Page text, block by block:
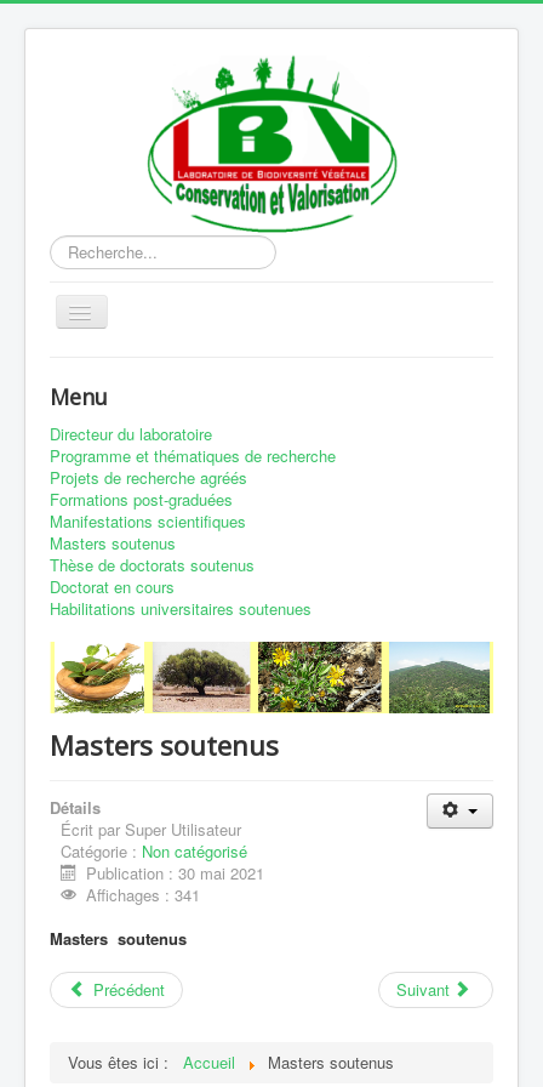
Rechercher
Basculer
la
Equipes de recherche
Equipement
Production scientifique
Publication
Coopérations
Contact
Menu
Directeur du laboratoire
Programme et thématiques de recherche
Projets de recherche agréés
Formations post-graduées
Manifestations scientifiques
Masters soutenus
Thèse de doctorats soutenus
Doctorat en cours
Habilitations universitaires soutenues
Masters soutenus
Détails
Écrit par Super Utilisateur
Catégorie : Non catégorisé
Publication : 30 mai 2021
Affichages : 341
Masters soutenus
Précédent Suivant
Vous êtes ici : Accueil Masters soutenus